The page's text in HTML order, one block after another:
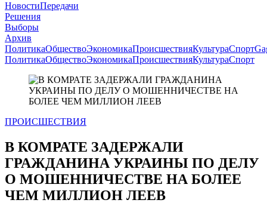
НовостиПередачи
Решения
Выборы
Архив
ПолитикаОбществоЭкономикаПроисшествияКультураСпорт
ПолитикаОбществоЭкономикаПроисшествияКультураСпорт
ПРОИСШЕСТВИЯ
В КОМРАТЕ ЗАДЕРЖАЛИ
ГРАЖДАНИНА УКРАИНЫ ПО ДЕЛУ
О МОШЕННИЧЕСТВЕ НА БОЛЕЕ
ЧЕМ МИЛЛИОН ЛЕЕВ